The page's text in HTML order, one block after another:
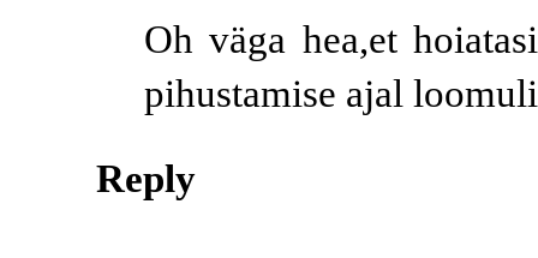
Oh väga hea,et
pihustamise ajal
Reply